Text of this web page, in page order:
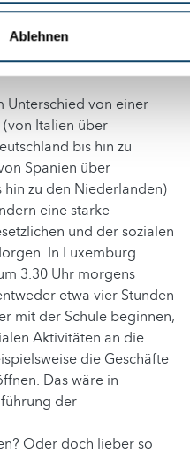
Ablehnen
Unterschied von einer
Italien über
bis hin zu
Spanien über
zu den Niederlanden)
eine starke
und der sozialen
In Luxemburg
3.30 Uhr morgens
etwa vier Stunden
mit der Schule beginnen,
Aktivitäten an die
die Geschäfte
Das wäre in
der
Oder doch lieber so